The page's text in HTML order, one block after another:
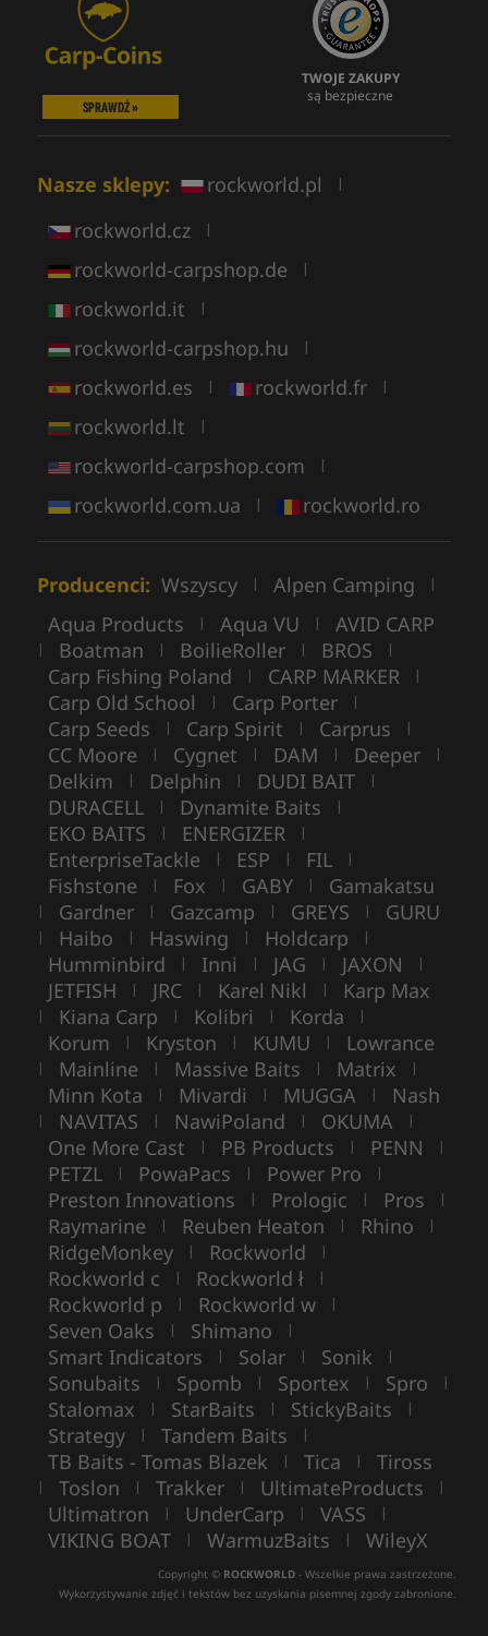
SPRAWDŹ »
TWOJE ZAKUPY
są bezpieczne
Nasze sklepy: rockworld.pl |
rockworld.cz |
rockworld-carpshop.de |
rockworld.it |
rockworld-carpshop.hu |
rockworld.es | rockworld.fr |
rockworld.lt |
rockworld-carpshop.com |
rockworld.com.ua | rockworld.ro
Producenci: Wszyscy | Alpen Camping |
Aqua Products | Aqua VU | AVID CARP
| Boatman | BoilieRoller | BROS |
Carp Fishing Poland | CARP MARKER |
Carp Old School | Carp Porter |
Carp Seeds | Carp Spirit | Carprus |
CC Moore | Cygnet | DAM | Deeper |
Delkim | Delphin | DUDI BAIT |
DURACELL | Dynamite Baits |
EKO BAITS | ENERGIZER |
EnterpriseTackle | ESP | FIL |
Fishstone | Fox | GABY | Gamakatsu
| Gardner | Gazcamp | GREYS | GURU
| Haibo | Haswing | Holdcarp |
Humminbird | Inni | JAG | JAXON |
JETFISH | JRC | Karel Nikl | Karp Max
| Kiana Carp | Kolibri | Korda |
Korum | Kryston | KUMU | Lowrance
| Mainline | Massive Baits | Matrix |
Minn Kota | Mivardi | MUGGA | Nash
| NAVITAS | NawiPoland | OKUMA |
One More Cast | PB Products | PENN |
PETZL | PowaPacs | Power Pro |
Preston Innovations | Prologic | Pros |
Raymarine | Reuben Heaton | Rhino |
RidgeMonkey | Rockworld |
Rockworld c | Rockworld ł |
Rockworld p | Rockworld w |
Seven Oaks | Shimano |
Smart Indicators | Solar | Sonik |
Sonubaits | Spomb | Sportex | Spro |
Stalomax | StarBaits | StickyBaits |
Strategy | Tandem Baits |
TB Baits - Tomas Blazek | Tica | Tiross
| Toslon | Trakker | UltimateProducts |
Ultimatron | UnderCarp | VASS |
VIKING BOAT | WarmuzBaits | WileyX
Copyright © ROCKWORLD - Wszelkie prawa zastrzeżone.
Wykorzystywanie zdjęć i tekstów bez uzyskania pisemnej zgody zabronione.